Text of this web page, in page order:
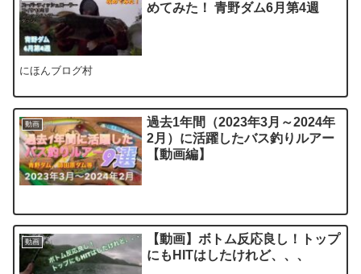
めてみた！ 青野ダム6月第4週
にほんブログ村
動画
過去1年間（2023年3月～2024年
2月）に活躍したバス釣りルアー
【動画編】
動画
【動画】ボトム反応良し！トップ
にもHITはしたけれど、、、